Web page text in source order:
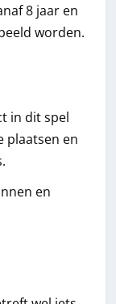
8 jaar en
worden.
in dit spel
plaatsen en
en